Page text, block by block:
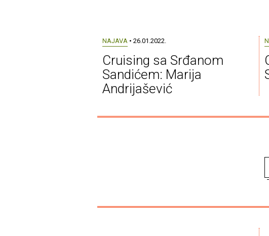
NAJAVA• 26.01.2022.
Cruising sa Srđanom
Sandićem: Marija
Andrijašević